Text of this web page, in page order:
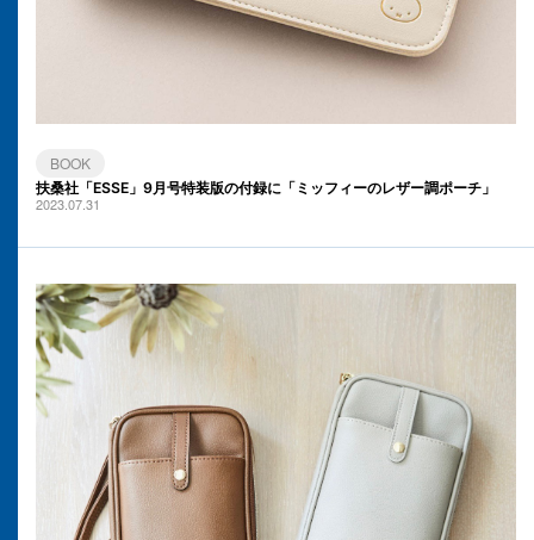
BOOK
扶桑社「ESSE」9月号特装版の付録に「ミッフィーのレザー調ポーチ」
2023.07.31